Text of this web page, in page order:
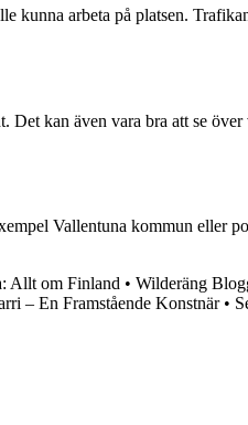
arbeta på platsen.
kan även vara bra att se
Vallentuna kommun eller
Allt om Finland • Wilderäng
– En Framstående Konstnär•